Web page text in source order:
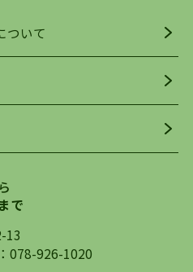
、明石市・神戸市西区
ぜひ当ＨＰにて物件を
弊社は、スタッフの平
情報取扱量を誇ってお
件をご紹介する、従来
用し、理想のお部屋を
いただいた物件情報に
スタッフがサポートさ
がけております。私た
ついて
で
13
078-926-1020